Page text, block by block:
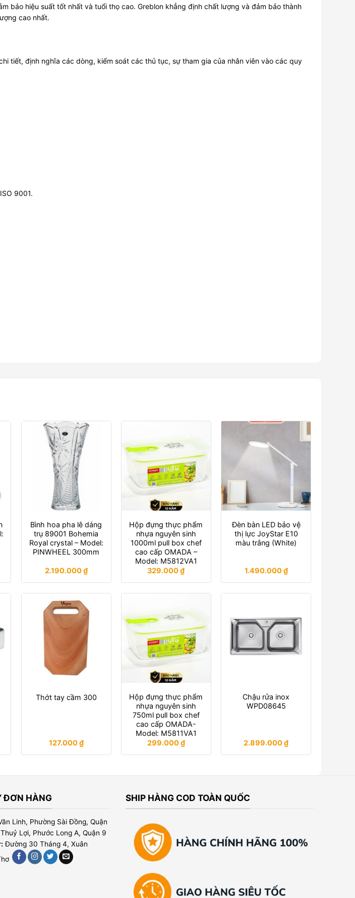
bảo hiệu suất tốt nhất và tuổi thọ cao. Greblon khẳng định chất lượng và đảm bảo thành
cao nhất.
tiết, định nghĩa các dòng, kiểm soát các thủ tục, sự tham gia của nhân viên vào các quy
9001.
Bình hoa pha lê dáng
trụ 89001 Bohemia
Royal crystal – Model:
PINWHEEL 300mm
2.190.000₫
Hộp đựng thực phẩm
nhựa nguyên sinh
1000ml pull box chef
cao cấp OMADA –
Model: M5812VA1
329.000₫
Đèn bàn LED bảo vệ
thị lực JoyStar E10
màu trắng (White)
1.490.000₫
Thớt tay cầm 300
127.000₫
Hộp đựng thực phẩm
nhựa nguyên sinh
750ml pull box chef
cao cấp OMADA-
Model: M5811VA1
299.000₫
Chậu rửa inox
WPD08645
2.899.000₫
ĐƠN HÀNG
Linh, Phường Sài Đồng, Quận
Lợi, Phước Long A, Quận 9
Đường 30 Tháng 4, Xuân
SHIP HÀNG COD TOÀN QUỐC